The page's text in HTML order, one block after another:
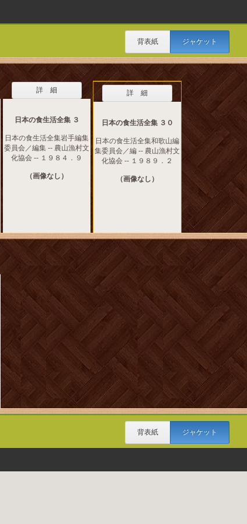
背表紙 ジャケット
詳 細
日本の食生活全集 ３
日本の食生活全集岩手編集
委員会／編集 -- 農山漁村文
化協会 -- １９８４．９
（画像なし）
詳 細
日本の食生活全集 ３０
日本の食生活全集和歌山編
集委員会／編 -- 農山漁村文
化協会 -- １９８９．２
（画像なし）
背表紙 ジャケット